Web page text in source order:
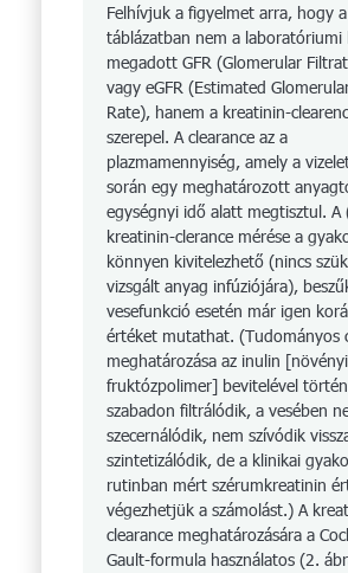
Felhívjuk a figyelmet arra, hogy a
táblázatban nem a laboratóriumi
megadott GFR (Glomerular
vagy eGFR (Estimated
Rate), hanem a kreatinin-
szerepel. A clearance az a
plazmamennyiség, amely a
során egy meghatározott
egységnyi idő alatt megtisztul. A
kreatinin-clerance mérése a
könnyen kivitelezhető (nincs
vizsgált anyag infúziójára),
vesefunkció esetén már igen
értéket mutathat. (Tudományos
meghatározása az inulin
fruktózpolimer] bevitelével
szabadon filtrálódik, a vesében
szecernálódik, nem szívódik
szintetizálódik, de a klinikai
rutinban mért szérumkreatinin
végezhetjük a számolást.) A
clearance meghatározására a
Gault-formula használatos (2.